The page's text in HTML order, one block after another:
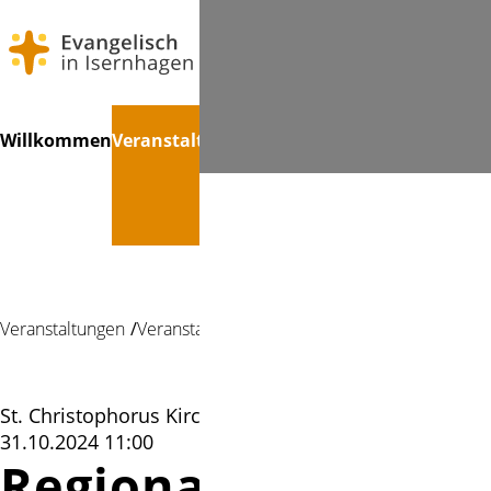
überspringen
WillkommenVeranstaltungen
Veranstaltungen Veranstaltung
St. Christophorus Kirche Altwarmbüchen |
31.10.2024 11:00